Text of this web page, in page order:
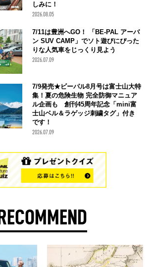
しみに！
2026.08.05
7/11は豊洲へGO！ 「BE-PAL アーバ
ン SUV CAMP」でソト遊びにぴった
りな人気車をじっくり見よう
2026.07.09
7/9発売★ビーパル8月号は富士山大特
集！夏の危険生物 完全防御マニュア
ル企画も 創刊45周年記念「mini富
士山ベル＆ラゲッジ刺繍タグ」付き
です！
2026.07.09
RECOMMEND